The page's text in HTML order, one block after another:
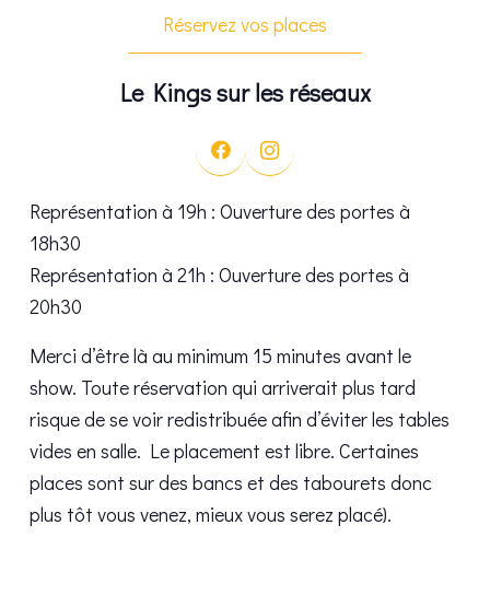
Réservez vos places
Le Kings sur les réseaux
Représentation à 19h : Ouverture des portes à
18h30
Représentation à 21h : Ouverture des portes à
20h30
Merci d’être là au minimum 15 minutes avant le
show. Toute réservation qui arriverait plus tard
risque de se voir redistribuée afin d’éviter les tables
vides en salle. Le placement est libre. Certaines
places sont sur des bancs et des tabourets donc
plus tôt vous venez, mieux vous serez placé).